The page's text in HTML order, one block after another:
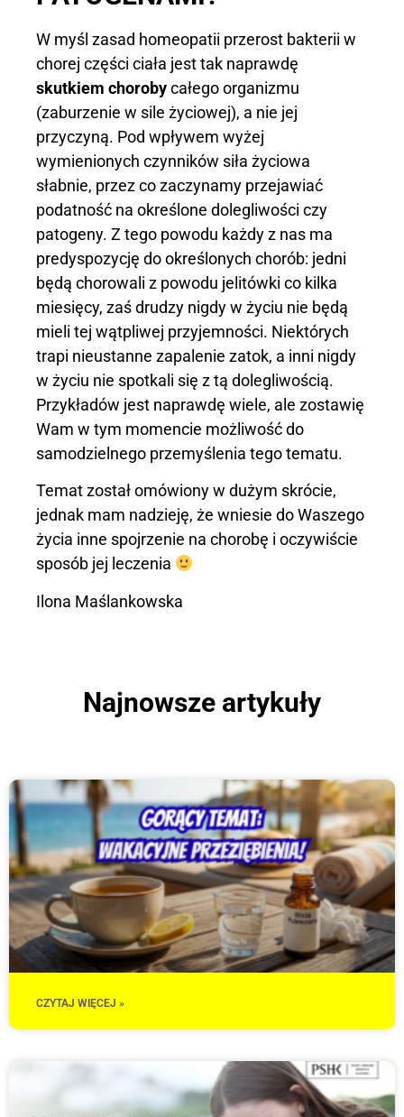
W myśl zasad homeopatii przerost bakterii w
chorej części ciała jest tak naprawdę
skutkiem chorobycałego organizmu
(zaburzenie w sile życiowej), a nie jej
przyczyną. Pod wpływem wyżej
wymienionych czynników siła życiowa
słabnie, przez co zaczynamy przejawiać
podatność na określone dolegliwości czy
patogeny. Z tego powodu każdy z nas ma
predyspozycję do określonych chorób: jedni
będą chorowali z powodu jelitówki co kilka
miesięcy, zaś drudzy nigdy w życiu nie będą
mieli tej wątpliwej przyjemności. Niektórych
trapi nieustanne zapalenie zatok, a inni nigdy
w życiu nie spotkali się z tą dolegliwością.
Przykładów jest naprawdę wiele, ale zostawię
Wam w tym momencie możliwość do
samodzielnego przemyślenia tego tematu.
Temat został omówiony w dużym skrócie,
jednak mam nadzieję, że wniesie do Waszego
życia inne spojrzenie na chorobę i oczywiście
sposób jej leczenia
Ilona Maślankowska
Najnowsze artykuły
CZYTAJ WIĘCEJ »